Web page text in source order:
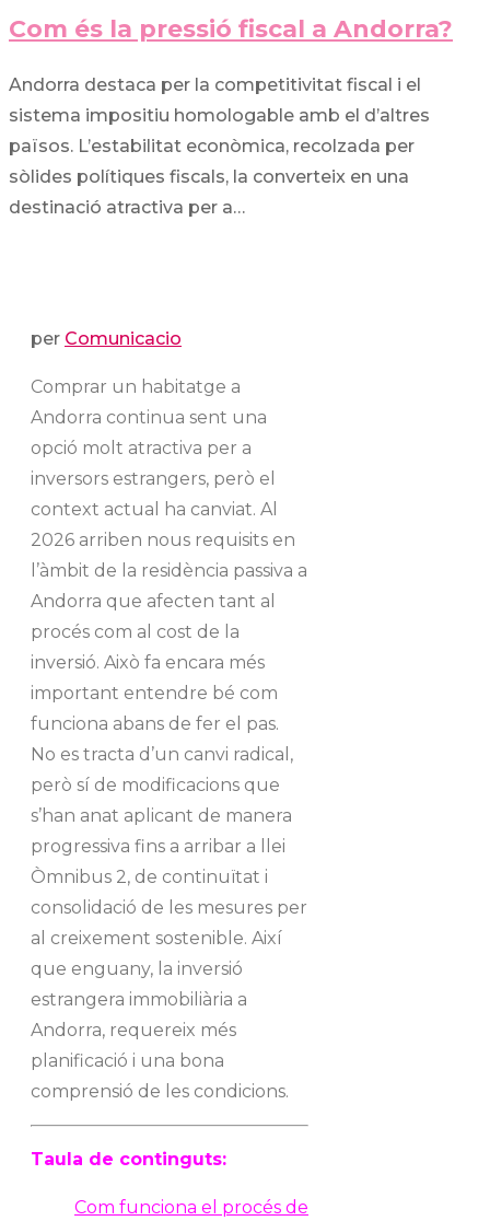
Com és la pressió fiscal a Andorra?
Andorra destaca per la competitivitat fiscal i el
sistema impositiu homologable amb el d’altres
països. L’estabilitat econòmica, recolzada per
sòlides polítiques fiscals, la converteix en una
destinació atractiva per a…
per Comunicacio
Comprar un habitatge a
Andorra continua sent una
opció molt atractiva per a
inversors estrangers, però el
context actual ha canviat. Al
2026 arriben nous requisits en
l’àmbit de la residència passiva a
Andorra que afecten tant al
procés com al cost de la
inversió. Això fa encara més
important entendre bé com
funciona abans de fer el pas.
No es tracta d’un canvi radical,
però sí de modificacions que
s’han anat aplicant de manera
progressiva fins a arribar a llei
Òmnibus 2, de continuïtat i
consolidació de les mesures per
al creixement sostenible. Així
que enguany, la inversió
estrangera immobiliària a
Andorra, requereix més
planificació i una bona
comprensió de les condicions.
Taula de continguts:
Com funciona el procés de